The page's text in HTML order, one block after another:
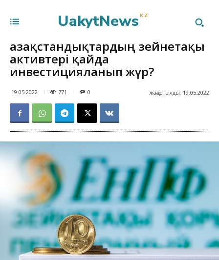
UakytNews KZ
Қазақстандықтардың зейнетақы
активтері қайда
инвестицияланып жүр?
19.05.2022 771 жаңартылды: 19.05.2022
0